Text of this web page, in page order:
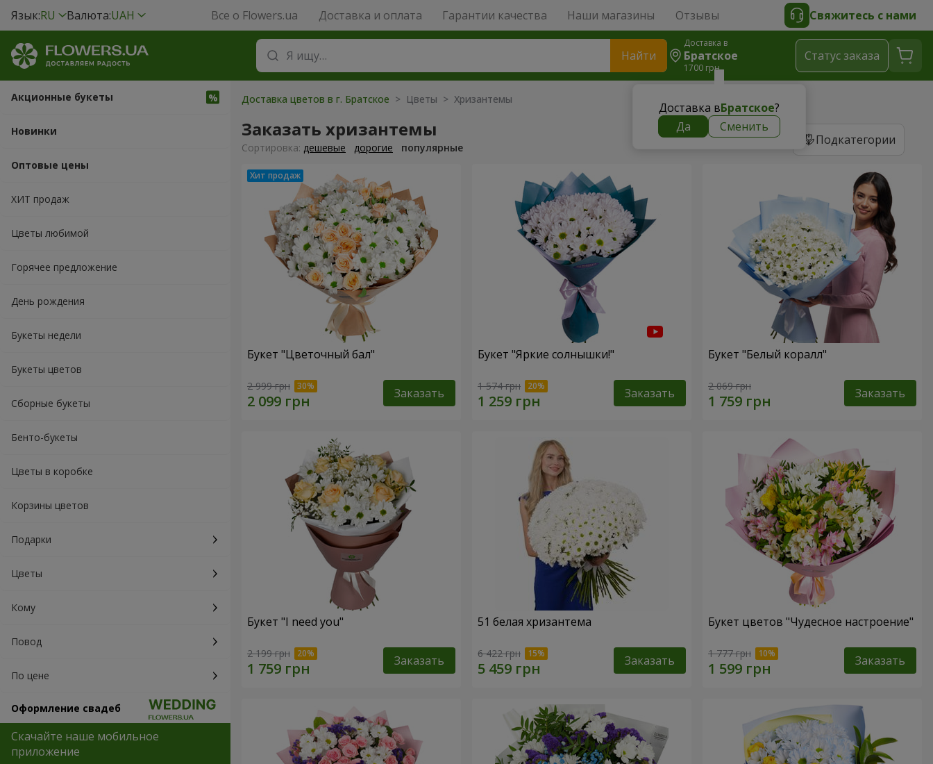
Язык:RU Валюта:UAH Все о Flowers.ua Доставка и оплата Гарантии качества Наши магазины Отзывы Свяжитесь с нами
Найти
Доставка в
Братское
1700 грн
Доставка вБратское?
Да
Сменить
Cтатус заказа
Акционные букеты
Новинки
Оптовые цены
ХИТ продаж
Цветы любимой
Горячее предложение
День рождения
Букеты недели
Букеты цветов
Сборные букеты
Бенто-букеты
Цветы в коробке
Корзины цветов
Подарки
Цветы
Кому
Повод
По цене
Оформление свадеб
Скачайте наше мобильное
приложение
Доставка цветов в г. Братское > Цветы > Хризантемы
Заказать хризантемы Подкатегории
Cортировка: дешевые дорогие популярные
Букет "Цветочный бал"
2 999 грн Заказать
Букет "Яркие солнышки!"
1 574 грн Заказать
Букет "Белый коралл"
2 069 грн Заказать
Букет "I need you"
2 199 грн Заказать
51 белая хризантема
6 422 грн Заказать
Букет цветов "Чудесное настроение"
1 777 грн Заказать